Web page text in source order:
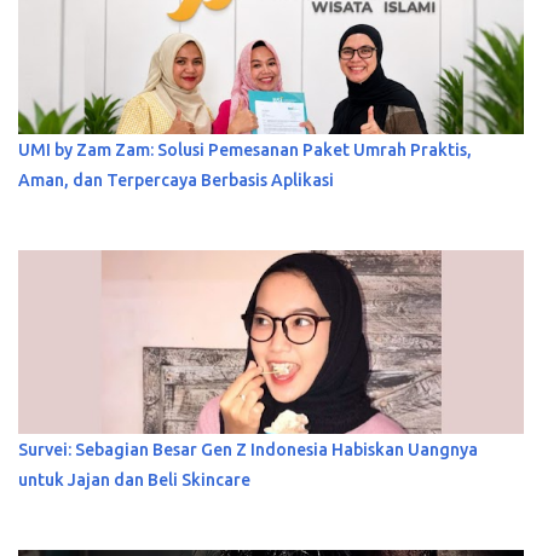
UMI by Zam Zam: Solusi Pemesanan Paket Umrah Praktis,
Aman, dan Terpercaya Berbasis Aplikasi
Survei: Sebagian Besar Gen Z Indonesia Habiskan Uangnya
untuk Jajan dan Beli Skincare